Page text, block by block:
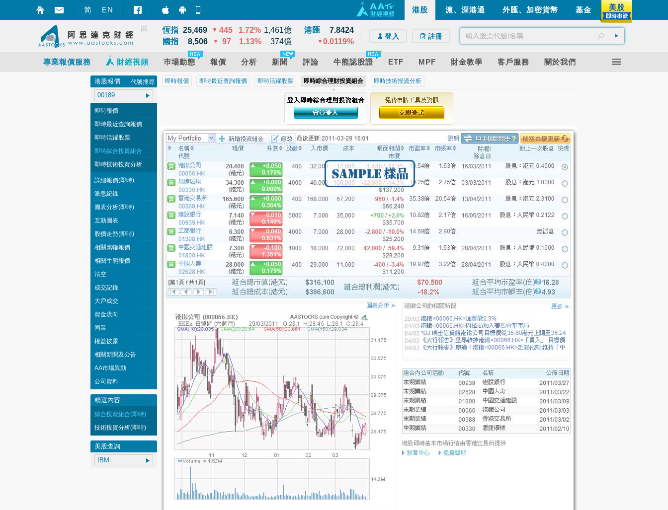
简 EN 智財迅 (iPhone) 美股
基金
外匯、加密貨幣
滬、深港通
港股
上證
3,878
恆指 25,469 ▼ 445 1.72% 1,461億
國指
8,506 ▼ 97 1.13% 374億
港匯
7.8424
0.0119%
▼
登入 註冊
專業報價服務 財經視頻 巿場動態 報價 分析 新聞 評論 牛熊認股證 ETF MPF 財金教學 客戶服務 關於我們
即時報價 即時最近查詢報價 即時活躍股票 即時綜合理財投資組合 即時技術投資分析
港股報價 代號搜尋
即時報價
即時最近查詢報價
即時活躍股票
即時綜合投資組合
即時技術投資分析
詳細報價(即時)
派息紀錄
圖表分析(即時)
互動圖表
股價走勢(即時)
相關窩輪報價
相關牛熊報價
沽空
成交記錄
大戶成交
資金流向
同業
權益披露
相關新聞及公告
AA市場異動
公司資料
精選內容
綜合投資組合(即時)
技術投資分析(即時)
美股查詢